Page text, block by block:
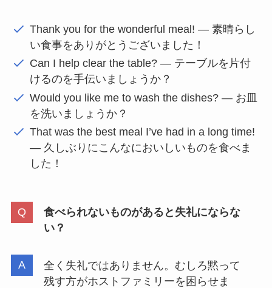
Thank you for the wonderful meal! — 素晴らし
い食事をありがとうございました！
Can I help clear the table? — テーブルを片付
けるのを手伝いましょうか？
Would you like me to wash the dishes? — お皿
を洗いましょうか？
That was the best meal I’ve had in a long time!
— 久しぶりにこんなにおいしいものを食べま
した！
食べられないものがあると失礼にならな
い？
全く失礼ではありません。むしろ黙って
残す方がホストファミリーを困らせま